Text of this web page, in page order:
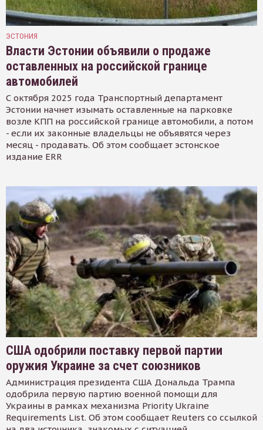
ЭСТОНИЯ
Власти Эстонии объявили о продаже
оставленных на российской границе
автомобилей
С октября 2025 года Транспортный департамент
Эстонии начнет изымать оставленные на парковке
возле КПП на российской границе автомобили, а потом
- если их законные владельцы не объявятся через
месяц - продавать. Об этом сообщает эстонское
издание ERR
США одобрили поставку первой партии
оружия Украине за счет союзников
Администрация президента США Дональда Трампа
одобрила первую партию военной помощи для
Украины в рамках механизма Priority Ukraine
Requirements List. Об этом сообщает Reuters со ссылкой